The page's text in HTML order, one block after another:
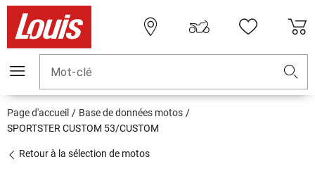
Mot-clé
Page d'accueil
Base de données motos
SPORTSTER CUSTOM 53/CUSTOM
Retour à la sélection de motos